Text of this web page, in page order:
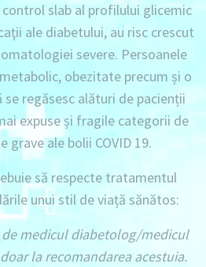
control slab al profilului glicemic
ale diabetului, au risc crescut
severe. Persoanele
obezitate precum și o
regăsesc alături de pacienții
expuse și fragile categorii de
grave ale bolii COVID 19.
să respecte tratamentul
unui stil de viață sănătos:
medicul diabetolog/medicul
la recomandarea acestuia.